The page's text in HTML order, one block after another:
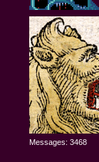
Messages: 3468